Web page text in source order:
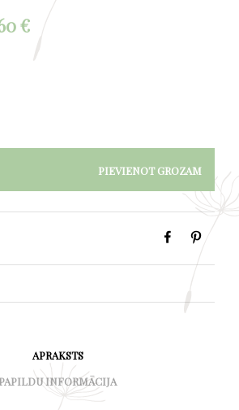
€Price
range:
PIEVIENOT GROZAM
APRAKSTS
PAPILDU INFORMĀCIJA